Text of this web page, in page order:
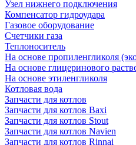
Узел нижнего подключения
Компенсатор гидроудара
Газовое оборудование
Счетчики газа
Теплоноситель
На основе пропиленгликоля
На основе глицеринового
На основе этиленгликоля
Котловая вода
Запчасти для котлов
Запчасти для котлов Baxi
Запчасти для котлов Stout
Запчасти для котлов Navien
Запчасти для котлов Rinnai